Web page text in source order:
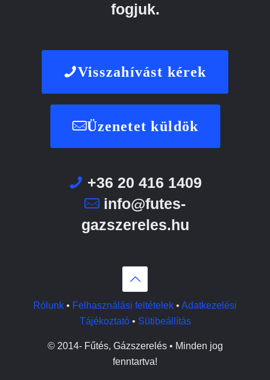
fogjuk.
Visszahívást kérek
Üzenetet küldök
+36 20 416 1409
info@futes-
gazszereles.hu
Rólunk • Felhasználási feltételek • Adatkezelési
Tájékoztató• Sütibeállítás
© 2014-Fűtés, Gázszerelés • Minden jog
fenntartva!